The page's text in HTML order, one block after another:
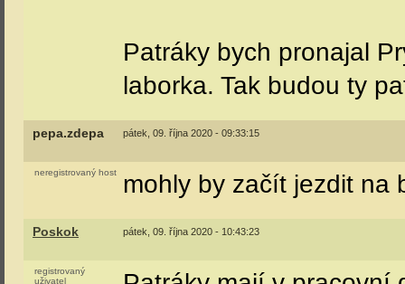
Patráky bych pronajal
laborka. Tak budou ty
pepa.zdepa pátek, 09. října 2020 - 09:33:15
neregistrovaný host mohly by začít jezdit na
Poskok pátek, 09. října 2020 - 10:43:23
registrovaný
uživatel